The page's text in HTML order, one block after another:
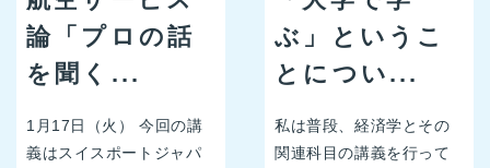
論「プロの話
を聞く...
1月17日（火） 今回の講
義はスイスポートジャパ
ぶ」というこ
とについ...
私は普段、経済学とその
関連科目の講義を行って